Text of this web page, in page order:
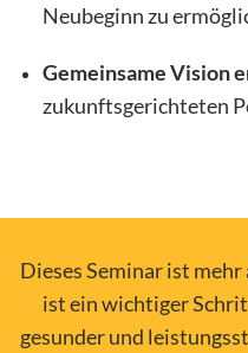
Neubeginn zu
Gemeinsame Vision
zukunftsgerichteten
Dieses Seminar ist
ist ein wichtiger
gesunder und